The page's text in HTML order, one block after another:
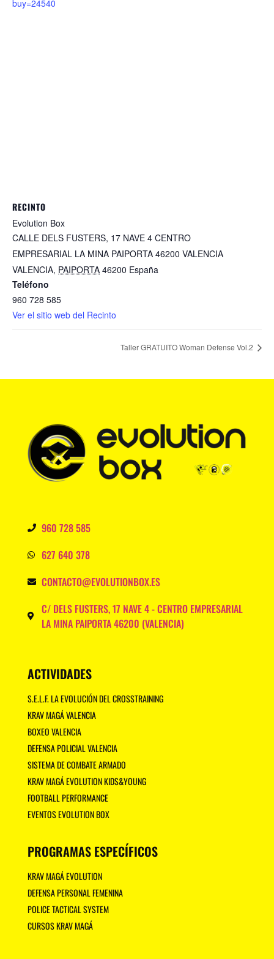
buy=24540
RECINTO
Evolution Box
CALLE DELS FUSTERS, 17 NAVE 4 CENTRO
EMPRESARIAL LA MINA PAIPORTA 46200 VALENCIA
VALENCIA, PAIPORTA 46200 España
Teléfono
960 728 585
Ver el sitio web del Recinto
Taller GRATUITO Woman Defense Vol.2
960 728 585
627 640 378
CONTACTO@EVOLUTIONBOX.ES
C/ DELS FUSTERS, 17 NAVE 4 - CENTRO EMPRESARIAL
LA MINA PAIPORTA 46200 (VALENCIA)
ACTIVIDADES
S.E.L.F. LA EVOLUCIÓN DEL CROSSTRAINING
KRAV MAGÁ VALENCIA
BOXEO VALENCIA
DEFENSA POLICIAL VALENCIA
SISTEMA DE COMBATE ARMADO
KRAV MAGÁ EVOLUTION KIDS&YOUNG
FOOTBALL PERFORMANCE
EVENTOS EVOLUTION BOX
PROGRAMAS ESPECÍFICOS
KRAV MAGÁ EVOLUTION
DEFENSA PERSONAL FEMENINA
POLICE TACTICAL SYSTEM
CURSOS KRAV MAGÁ